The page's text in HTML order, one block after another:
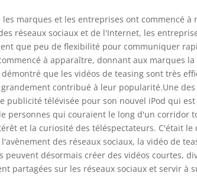
marques et les entreprises ont commencé à
réseaux sociaux et de l'Internet, les
que peu de flexibilité pour communiquer
à apparaître, donnant aux marques
que les vidéos de teasing sont très
contribué à leur popularité.Une
télévisée pour son nouvel iPod qui
personnes qui couraient le long d'un corridor
et la curiosité des téléspectateurs. C'était le
des réseaux sociaux, la vidéo de
désormais créer des vidéos courtes,
partagées sur les réseaux sociaux et servir à